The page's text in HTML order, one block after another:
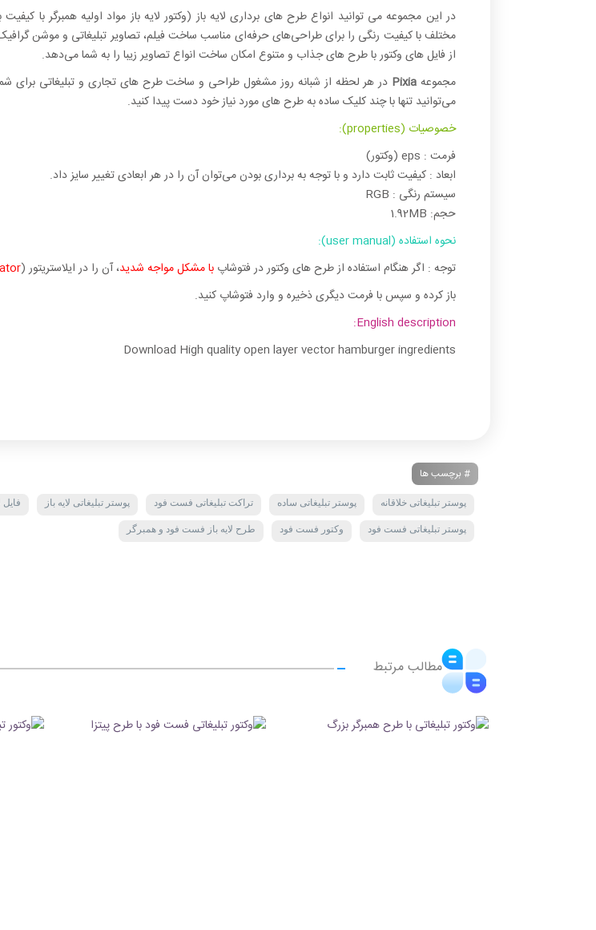
در این مجموعه می توانید انواع طرح های برداری لایه باز (وکتور لایه باز مواد اولیه همبرگر با
از فایل های وکتور با طرح های جذاب و متنوع امکان ساخت انواع تصاویر زیبا را به شما می‌دهد.
مجموعه Pixia در هر لحظه از شبانه روز مشغول طراحی و ساخت طرح های تجاری و تبلیغاتی برای شما
می‌توانید تنها با چند کلیک ساده به طرح های مورد نیاز خود دست پیدا کنید.
خصوصیات (properties):
فرمت : eps (وکتور)
ابعاد : کیفیت ثابت دارد و با توجه به برداری بودن می‌توان آن را در هر ابعادی تغییر سایز داد.
سیستم رنگی : RGB
حجم: 1.92MB
نحوه استفاده (user manual):
توجه : اگر هنگام استفاده از طرح های وکتور در فتوشاپ با مشکل مواجه شدید، آن را در ایلاستریتور (
باز کرده و سپس با فرمت دیگری ذخیره و وارد فتوشاپ کنید.
English description:
Download High quality open layer vector hamburger ingredients
# برچسب ها
پوستر تبلیغاتی خلاقانه پوستر تبلیغاتی ساده تراکت تبلیغاتی فست فود پوستر تبلیغاتی لایه باز فایل
پوستر تبلیغاتی فست فود وکتور فست فود طرح لایه باز فست فود و همبرگر
مطالب مرتبط